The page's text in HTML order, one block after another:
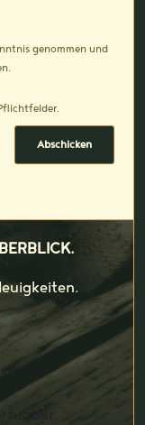
genommen und
Abschicken